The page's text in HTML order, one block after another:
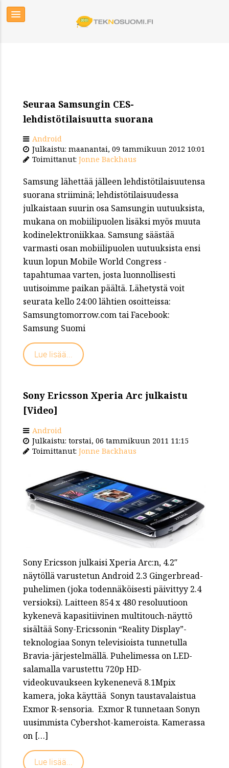
Seuraa Samsungin CES-
lehdistötilaisuutta suorana
Android
Julkaistu: maanantai, 09 tammikuun 2012 10:01
Toimittanut: Jonne Backhaus
Samsung lähettää jälleen lehdistötilaisuutensa
suorana striiminä; lehdistötilaisuudessa
julkaistaan suurin osa Samsungin uutuuksista,
mukana on mobiilipuolen lisäksi myös muuta
kodinelektroniikkaa. Samsung säästää
varmasti osan mobiilipuolen uutuuksista ensi
kuun lopun Mobile World Congress -
tapahtumaa varten, josta luonnollisesti
uutisoimme paikan päältä. Lähetystä voit
seurata kello 24:00 lähtien osoitteissa:
Samsungtomorrow.com tai Facebook:
Samsung Suomi
Lue lisää...
Sony Ericsson Xperia Arc julkaistu
[Video]
Android
Julkaistu: torstai, 06 tammikuun 2011 11:15
Toimittanut: Jonne Backhaus
Sony Ericsson julkaisi Xperia Arc:n, 4.2″
näytöllä varustetun Android 2.3 Gingerbread-
puhelimen (joka todennäköisesti päivittyy 2.4
versioksi). Laitteen 854 x 480 resoluutioon
kykenevä kapasitiivinen multitouch-näyttö
sisältää Sony-Ericssonin “Reality Display”-
teknologiaa Sonyn televisioista tunnetulla
Bravia-järjestelmällä. Puhelimessa on LED-
salamalla varustettu 720p HD-
videokuvaukseen kykenenevä 8.1Mpix
kamera, joka käyttää Sonyn taustavalaistua
Exmor R-sensoria. Exmor R tunnetaan Sonyn
uusimmista Cybershot-kameroista. Kamerassa
on […]
Lue lisää...